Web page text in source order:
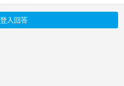
登入回答